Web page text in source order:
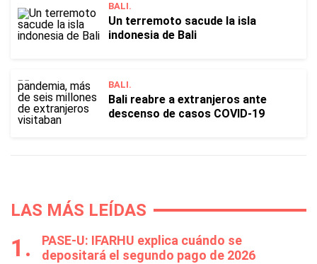
BALI.
Un terremoto sacude la isla
indonesia de Bali
BALI.
Bali reabre a extranjeros ante
descenso de casos COVID-19
LAS MÁS LEÍDAS
PASE-U: IFARHU explica cuándo se
depositará el segundo pago de 2026